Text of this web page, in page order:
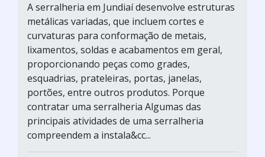
A serralheria em Jundiaí desenvolve estruturas
metálicas variadas, que incluem cortes e
curvaturas para conformação de metais,
lixamentos, soldas e acabamentos em geral,
proporcionando peças como grades,
esquadrias, prateleiras, portas, janelas,
portões, entre outros produtos. Porque
contratar uma serralheria Algumas das
principais atividades de uma serralheria
compreendem a instala&cc...